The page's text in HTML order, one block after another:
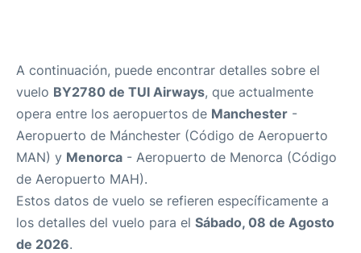
A continuación, puede encontrar detalles sobre el
vuelo BY2780 de TUI Airways, que actualmente
opera entre los aeropuertos de Manchester -
Aeropuerto de Mánchester (Código de Aeropuerto
MAN) y Menorca - Aeropuerto de Menorca (Código
de Aeropuerto MAH).
Estos datos de vuelo se refieren específicamente a
los detalles del vuelo para el Sábado, 08 de Agosto
de 2026.